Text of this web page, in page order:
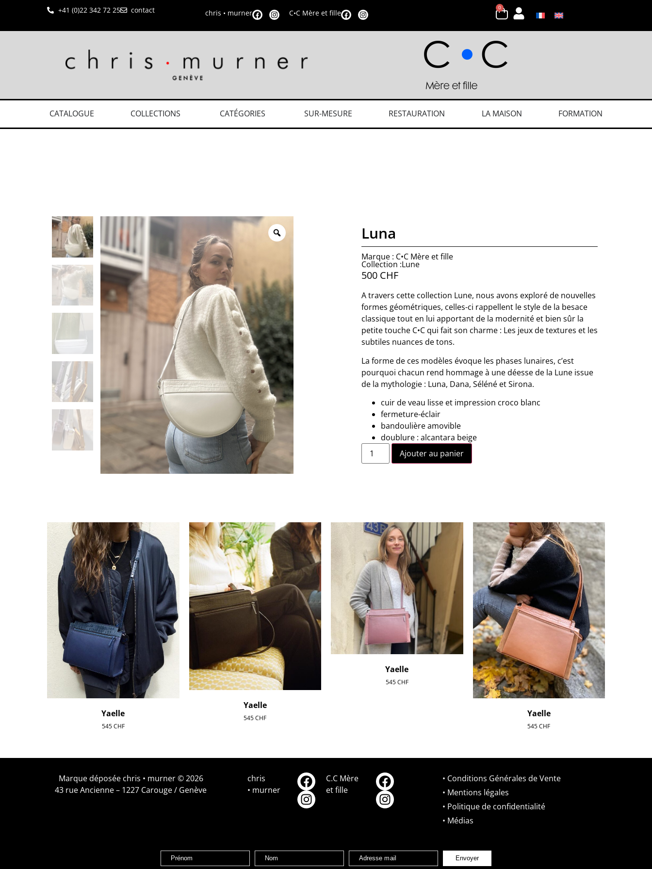
+41 (0)22 342 72 25 contact chris • murner C•C Mère et fille
0
CATALOGUE COLLECTIONS CATÉGORIES SUR-MESURE RESTAURATION LA MAISON FORMATION
Luna
Marque : C•C Mère et fille
Collection :Lune
500 CHF
A travers cette collection Lune, nous avons exploré de nouvelles
formes géométriques, celles-ci rappellent le style de la besace
classique tout en lui apportant de la modernité et bien sûr la
petite touche C•C qui fait son charme : Les jeux de textures et les
subtiles nuances de tons.
La forme de ces modèles évoque les phases lunaires, c’est
pourquoi chacun rend hommage à une déesse de la Lune issue
de la mythologie : Luna, Dana, Séléné et Sirona.
cuir de veau lisse et impression croco blanc
fermeture-éclair
bandoulière amovible
doublure : alcantara beige
Ajouter au panier
Yaelle
545CHF
Yaelle
545CHF
Yaelle
545CHF
Yaelle
545CHF
Marque déposée chris • murner © 2026
43 rue Ancienne – 1227 Carouge / Genève
chris
• murner
C.C Mère
et fille
• Conditions Générales de Vente
• Mentions légales
• Politique de confidentialité
• Médias
Prénom Nom Adresse mail Envoyer